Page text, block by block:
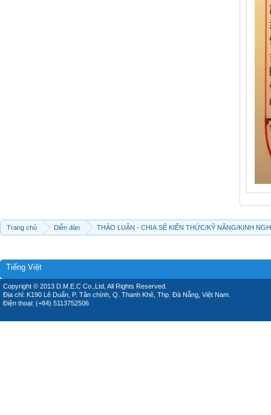
Trang chủ Diễn đàn THẢO LUẬN - CHIA SẼ KIẾN THỨC/KỸ NĂNG/KINH
Tiếng Việt
Copyright © 2013 D.M.E.C Co.,Ltd, All Rights Reserved.
Địa chỉ: K190 Lê Duẩn, P. Tân chính, Q. Thanh Khê, Thp. Đà Nẵng, Việt Nam.
Điện thoại: (+84) 5113752506